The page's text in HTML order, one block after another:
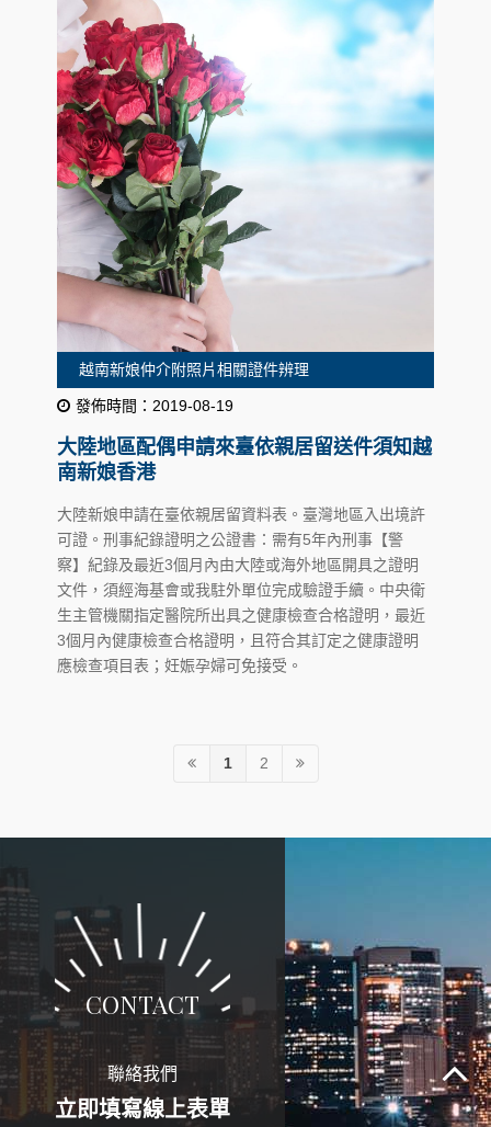
越南新娘仲介附照片相關證件辨理
發佈時間：2019-08-19
大陸地區配偶申請來臺依親居留送件須知越
南新娘香港
大陸新娘申請在臺依親居留資料表。臺灣地區入出境許
可證。刑事紀錄證明之公證書：需有5年內刑事【警
察】紀錄及最近3個月內由大陸或海外地區開具之證明
文件，須經海基會或我駐外單位完成驗證手續。中央衛
生主管機關指定醫院所出具之健康檢查合格證明，最近
3個月內健康檢查合格證明，且符合其訂定之健康證明
應檢查項目表；妊娠孕婦可免接受。
1 2
CONTACT
聯絡我們
立即填寫線上表單